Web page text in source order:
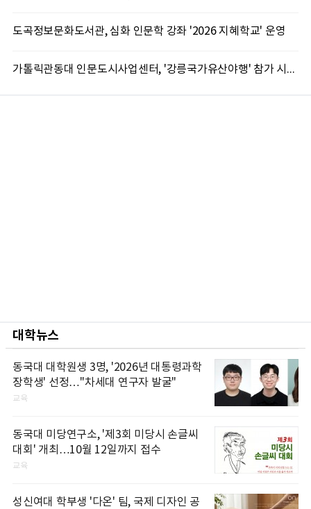
도곡정보문화도서관, 심화 인문학 강좌 '2026 지혜학교' 운영
가톨릭관동대 인문도시사업센터, '강릉국가유산야행' 참가 시민 15명 모집
대학뉴스
동국대 대학원생 3명, '2026년 대통령과학
장학생' 선정…"차세대 연구자 발굴"
교육
동국대 미당연구소, '제3회 미당시 손글씨
대회' 개최…10월 12일까지 접수
교육
성신여대 학부생 '다온' 팀, 국제 디자인 공